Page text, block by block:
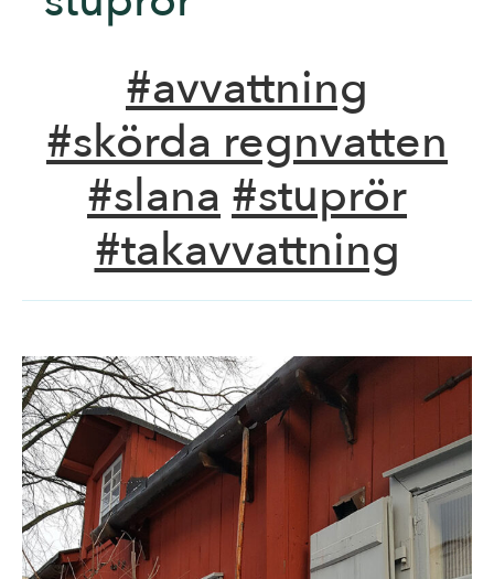
#avvattning
#skörda regnvatten
#slana #stuprör
#takavvattning